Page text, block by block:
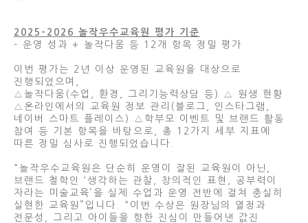
2025-2026 놀작우수교육원 평가 기준
- 운영 성과 + 놀작다움 등 12개 항목 정밀 평가
이번 평가는 2년 이상 운영된 교육원을 대상으로
진행되었으며,
△놀작다움(수업, 환경, 그리기능력상담 등) △ 원생 현황
△온라인에서의 교육원 정보 관리(블로그, 인스타그램,
네이버 스마트 플레이스) △학부모 이벤트 및 브랜드 활동
참여 등 기본 항목을 바탕으로, 총 12가지 세부 지표에
따른 정밀 심사로 진행되었습니다.
“놀작우수교육원은 단순히 운영이 잘된 교육원이 아닌,
브랜드 철학인 ‘생각하는 관찰, 창의적인 표현, 공부력이
자라는 미술교육’을 실제 수업과 운영 전반에 걸쳐 충실히
실현한 교육원”입니다. “이번 수상은 원장님의 열정과
전문성, 그리고 아이들을 향한 진심이 만들어낸 값진